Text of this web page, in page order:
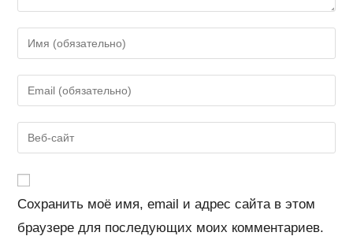
Введите
свое
имя
или
пользователя,
чтобы
прокомментировать
Введите
свой
email-
адрес,
Введите
URL
веб-
сайта
(необязательно)
Сохранить моё имя, email и адрес сайта в этом
браузере для последующих моих комментариев.